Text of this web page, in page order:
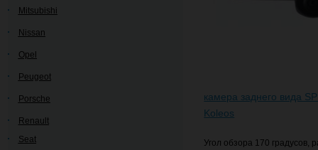
Mitsubishi
Nissan
Opel
Peugeot
Porsche
Renault
Seat
камера заднего вида
Koleos
Угол обзора 170 градусов,